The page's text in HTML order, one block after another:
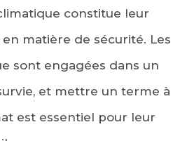
constitue leur
matière de sécurité. Les
sont engagées dans un
et mettre un terme à
est essentiel pour leur